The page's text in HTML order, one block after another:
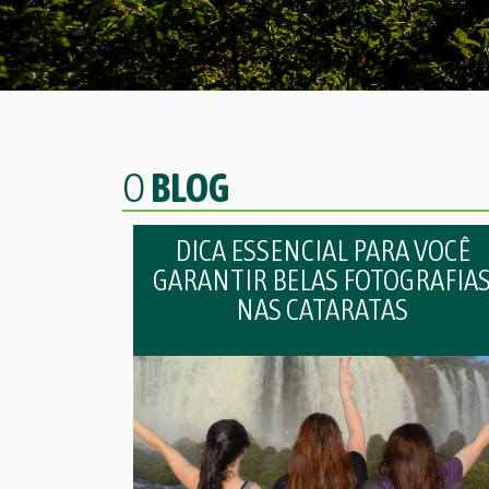
OBLOG
DICA ESSENCIAL PARA VOCÊ
GARANTIR BELAS
NAS CATARATAS